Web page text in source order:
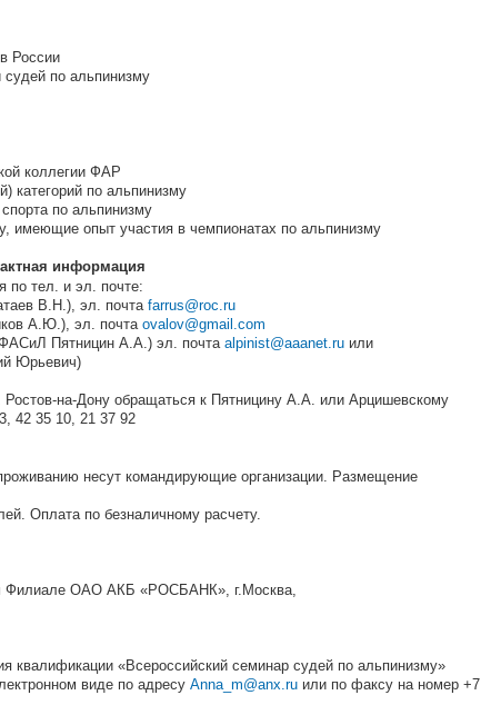
России
по альпинизму
коллегии ФАР
категорий по альпинизму
по альпинизму
имеющие опыт участия в чемпионатах по альпинизму
информация
по тел. и эл. почте:
В.Н.), эл. почта farrus@roc.ru
А.Ю.), эл. почта ovalov@gmail.com
ФАСиЛ Пятницин А.А.) эл. почта alpinist@aaanet.ru или
Юрьевич)
Ростов-на-Дону обращаться к Пятницину А.А. или Арцишевскому
42 35 10, 21 37 92
несут командирующие организации. Размещение
Оплата по безналичному расчету.
Филиале ОАО АКБ «РОСБАНК», г.Москва,
квалификации «Всероссийский семинар судей по альпинизму»
виде по адресу Anna_m@anx.ru или по факсу на номер +7